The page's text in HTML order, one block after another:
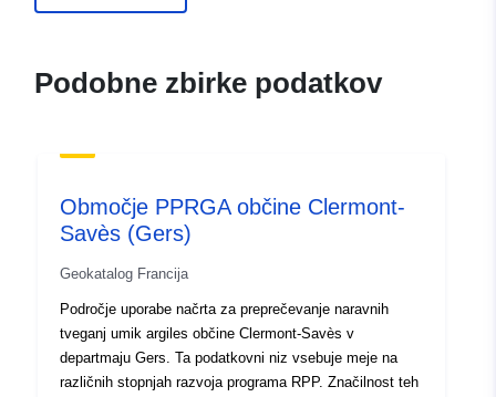
c9b06b20bd3a
44e9-a74f-2bdb1afbc0ae
Tip:
codelist/ResourceType/services
Podobne zbirke podatkov
Območje PPRGA občine Clermont-
Savès (Gers)
Geokatalog Francija
Področje uporabe načrta za preprečevanje naravnih
tveganj umik argiles občine Clermont-Savès v
departmaju Gers. Ta podatkovni niz vsebuje meje na
različnih stopnjah razvoja programa RPP. Značilnost teh